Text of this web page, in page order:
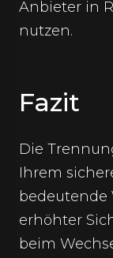
Anbieter in
nutzen.
Fazit
Die
Ihrem
bedeutende
erhöhter
beim